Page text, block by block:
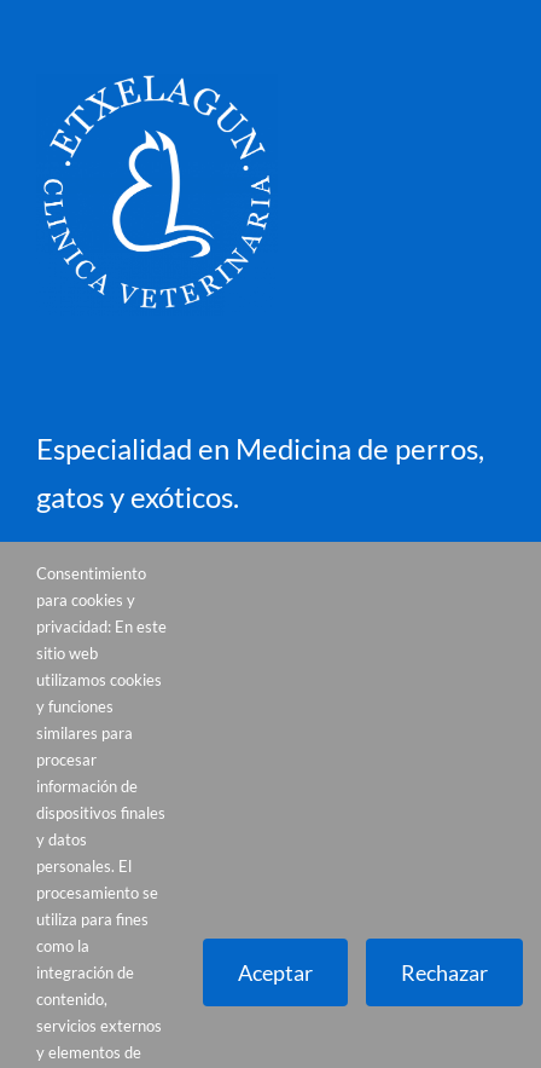
Especialidad en Medicina de perros,
gatos y exóticos.
Servicios
Por razones de privacidad Google Maps
necesita tu permiso para cargarse. Para
Consentimiento
para cookies y
privacidad: En este
sitio web
utilizamos cookies
y funciones
similares para
procesar
información de
dispositivos finales
y datos
personales. El
procesamiento se
utiliza para fines
como la
integración de
contenido,
servicios externos
y elementos de
Aceptar Rechazar